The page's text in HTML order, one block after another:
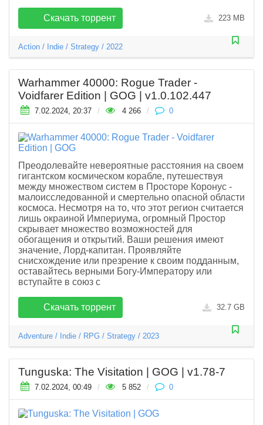
Скачать торрент 223 MB
Action / Indie / Strategy / 2022
Warhammer 40000: Rogue Trader -
Voidfarer Edition | GOG | v1.0.102.447
7.02.2024, 20:37 / 4 266 / 0
Преодолевайте невероятные расстояния на своем
гигантском космическом корабле, путешествуя
между множеством систем в Просторе Коронус -
малоисследованной и смертельно опасной области
космоса. Несмотря на то, что этот регион считается
лишь окраиной Империума, огромный Простор
скрывает множество возможностей для
обогащения и открытий. Ваши решения имеют
значение, Лорд-капитан. Проявляйте
снисхождение или презрение к своим подданным,
оставайтесь верными Богу-Императору или
вступайте в союз с
Скачать торрент 32.7 GB
Adventure / Indie / RPG / Strategy / 2023
Tunguska: The Visitation | GOG | v1.78-7
7.02.2024, 00:49 / 5 852 / 0